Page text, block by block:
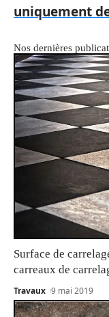
uniquement
Nos dernières
Surface de
carreaux de
Travaux 9 mai 2019